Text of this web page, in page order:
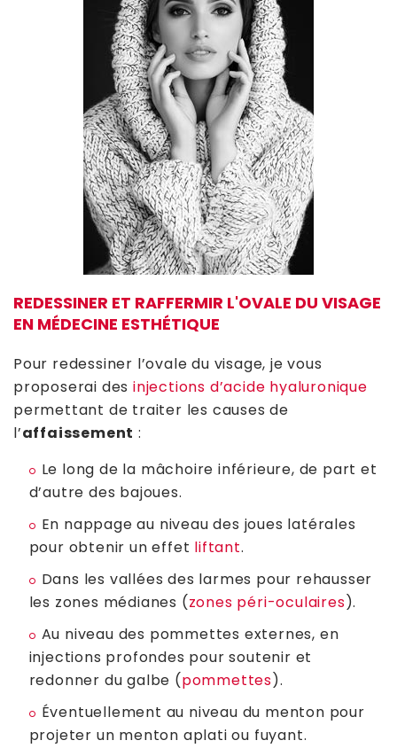
REDESSINER ET RAFFERMIR L'OVALE DU VISAGE
EN MÉDECINE ESTHÉTIQUE
Pour redessiner l’ovale du visage, je vous
proposerai desinjections d’acide hyaluronique
permettant de traiter les causes de
l’affaissement :
Le long de la mâchoire inférieure, de part et
d’autre des bajoues.
En nappage au niveau des joues latérales
pour obtenir un effet liftant.
Dans les vallées des larmes pour rehausser
les zones médianes (zones péri-oculaires).
Au niveau des pommettes externes, en
injections profondes pour soutenir et
redonner du galbe (pommettes).
Éventuellement au niveau du menton pour
projeter un menton aplati ou fuyant.